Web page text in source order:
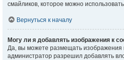
смайликов, которое можно
Вернуться к началу
Могу ли я добавлять изображения к
Да, вы можете размещать изображения
администратор разрешил добавлять